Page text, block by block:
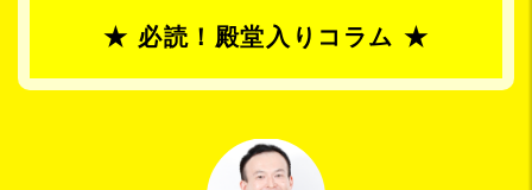
★ 必読！殿堂入りコラム ★